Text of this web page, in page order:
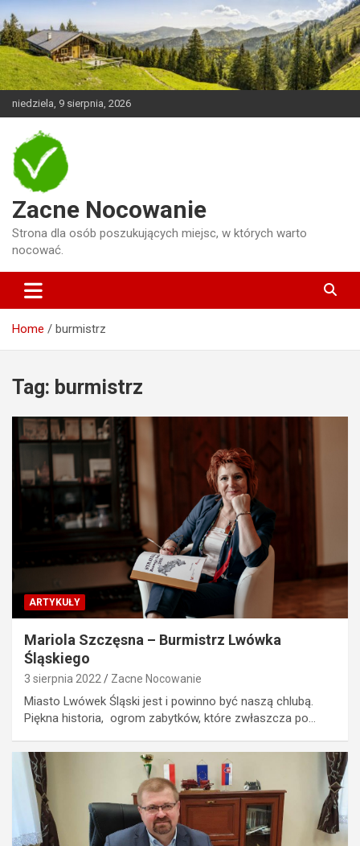
Skip
to
content
niedziela, 9 sierpnia, 2026
Zacne Nocowanie
Strona dla osób poszukujących miejsc, w których warto
nocować.
Home burmistrz
Tag: burmistrz
ARTYKUŁY
Mariola Szczęsna – Burmistrz Lwówka
Śląskiego
3 sierpnia 2022 Zacne Nocowanie
Miasto Lwówek Śląski jest i powinno być naszą chlubą.
Piękna historia, ogrom zabytków, które zwłaszcza po…